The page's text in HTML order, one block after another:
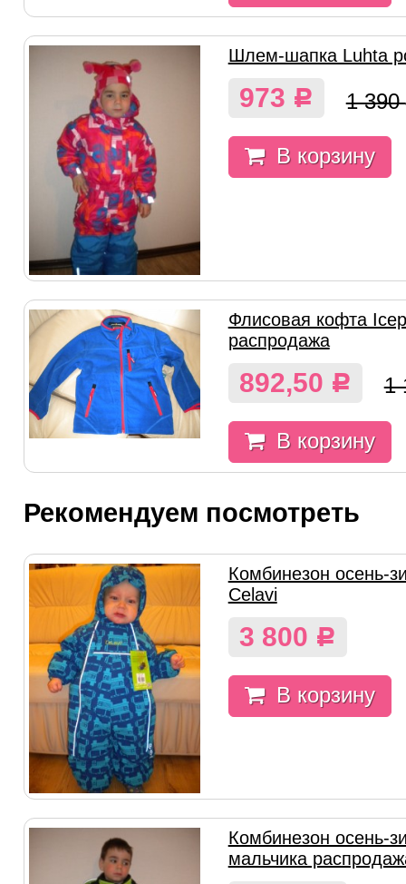
Шлем-шапка Luhta
973 Р 1 390
В корзину
Флисовая кофта
распродажа
892,50 Р 1
В корзину
Рекомендуем посмотреть
Комбинезон осень-
Celavi
3 800 Р
В корзину
Комбинезон осень-
мальчика